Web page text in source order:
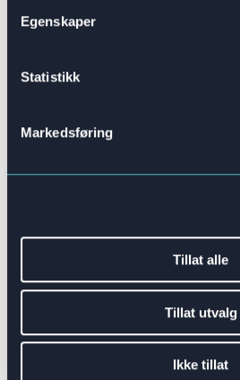
Egenskaper
Statistikk
Markedsføring
Tillat alle
Tillat utvalg
Ikke tillat
lære på er gjennom praktisk
denne metoden på grunn av
klarer i økende grad ikke å
Simuleringsbasert
ansatte muligheten til å erfare
scenarioer og gjennomføre